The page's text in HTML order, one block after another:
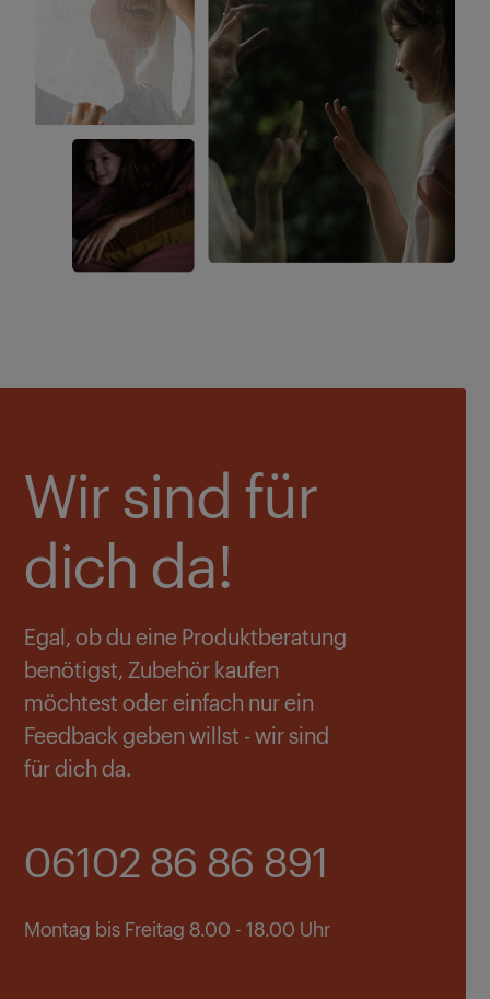
Wir sind für
dich da!
Egal, ob du eine Produktberatung
benötigst, Zubehör kaufen
möchtest oder einfach nur ein
Feedback geben willst - wir sind
für dich da.
06102 86 86 891
Montag bis Freitag 8.00 - 18.00 Uhr